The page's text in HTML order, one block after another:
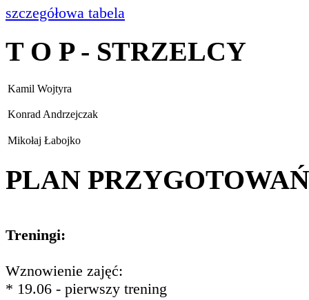
szczegółowa tabela
T O P - STRZELCY
Kamil Wojtyra
Konrad Andrzejczak
Mikołaj Łabojko
PLAN PRZYGOTOWAŃ
Treningi:
Wznowienie zajęć:
* 19.06 - pierwszy trening